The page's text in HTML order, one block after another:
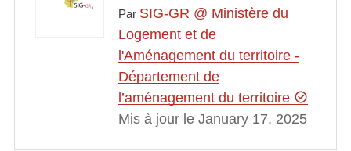
Par SIG-GR @ Ministère du
Logement et de
l'Aménagement du territoire -
Département de
l’aménagement du territoire
Mis à jour le January 17, 2025